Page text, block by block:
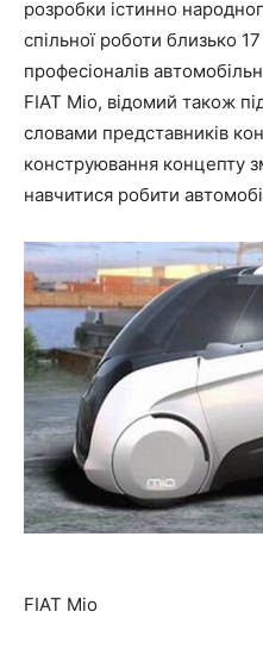
розробки істинно
спільної роботи близько
професіоналів
FIAT Mio, відомий також
словами представників
конструювання концепту
навчитися робити
FIAT Mio